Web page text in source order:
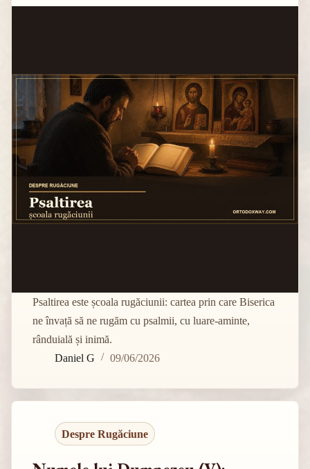
Psaltirea este școala rugăciunii: cartea prin care Biserica
ne învață să ne rugăm cu psalmii, cu luare-aminte,
rânduială și inimă.
Daniel G
09/06/2026
Despre Rugăciune